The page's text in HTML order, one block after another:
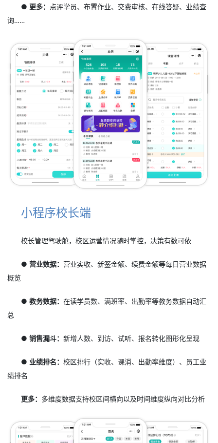
● 更多： 点评学员、布置作业、交费审核、在线答疑、业绩查
询……
小程序校长端
校长管理驾驶舱，校区运营情况随时掌控，决策有数可依
● 营业数据：营业实收、新签金额、续费金额等每日营业数据
概览
● 教务数据：在读学员数、满班率、出勤率等教务数据自动汇
总
● 销售漏斗：新增人数、到访、试听、报名转化图形化呈现
● 业绩排名：校区排行（实收、课消、出勤率维度）、员工业
绩排名
更多： 多维度数据支持校区间横向以及时间维度纵向对比分析